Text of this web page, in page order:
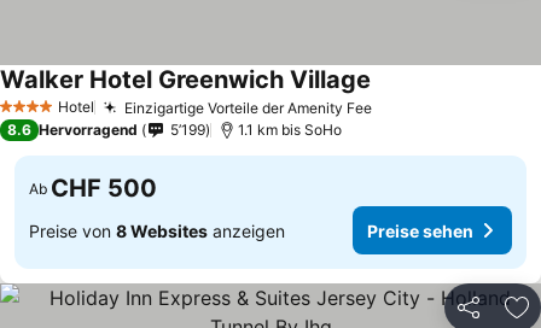
4 Sterne Hotel Einzigartige Vorteile der Amenity Fee
Walker Hotel Greenwich Village
8.6 Hervorragend 5’199 1.1 km bis SoHo
Ab CHF 500
Preise von 8 Websites anzeigen Preise sehen
Teilen